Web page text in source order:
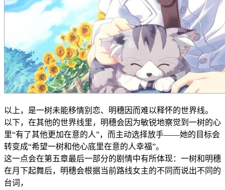
以上，是一树未能移情别恋、明穗因而难以释怀的世界线。
以下，在其他的世界线里，明穗会因为敏锐地察觉到一树的心
里“有了其他更加在意的人”，而主动选择放手——她的目标会
转变成“希望一树和他心底里在意的人幸福”。
这一点会在第五章最后一部分的剧情中有所体现：一树和明穗
在月下起舞后，明穗会根据当前路线女主的不同而说出不同的
台词，